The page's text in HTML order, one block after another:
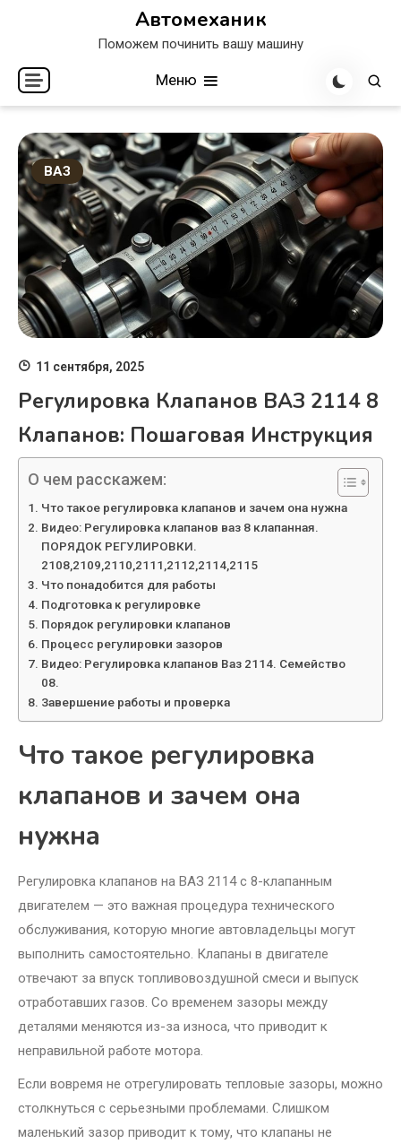
Автомеханик
Поможем починить вашу машину
Меню
ВАЗ
11 сентября, 2025
Регулировка Клапанов ВАЗ 2114 8
Клапанов: Пошаговая Инструкция
О чем расскажем:
Что такое регулировка клапанов и зачем она нужна
Видео: Регулировка клапанов ваз 8 клапанная.
ПОРЯДОК РЕГУЛИРОВКИ.
2108,2109,2110,2111,2112,2114,2115
Что понадобится для работы
Подготовка к регулировке
Порядок регулировки клапанов
Процесс регулировки зазоров
Видео: Регулировка клапанов Ваз 2114. Семейство
08.
Завершение работы и проверка
Что такое регулировка
клапанов и зачем она
нужна
Регулировка клапанов на ВАЗ 2114 с 8-клапанным
двигателем — это важная процедура технического
обслуживания, которую многие автовладельцы могут
выполнить самостоятельно. Клапаны в двигателе
отвечают за впуск топливовоздушной смеси и выпуск
отработавших газов. Со временем зазоры между
деталями меняются из-за износа, что приводит к
неправильной работе мотора.
Если вовремя не отрегулировать тепловые зазоры, можно
столкнуться с серьезными проблемами. Слишком
маленький зазор приводит к тому, что клапаны не